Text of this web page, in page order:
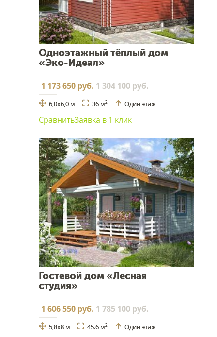
Одноэтажный тёплый дом
«Эко-Идеал»
1 173 650 руб. 1 304 100 руб.
6,0х6,0 м 36 м2 Один этаж
СравнитьЗаявка в 1 клик
Гостевой дом «Лесная
студия»
1 606 550 руб. 1 785 100 руб.
5,8x8 м 45.6 м2 Один этаж